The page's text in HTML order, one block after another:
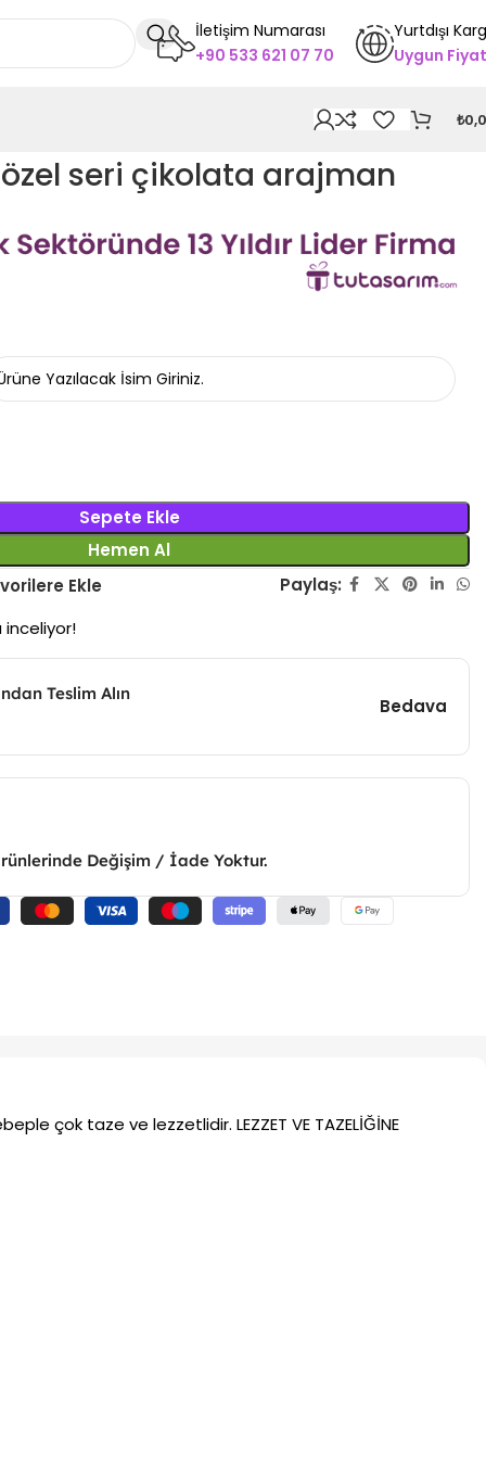
İletişim Numarası
+90 533 621 07 70
Yurtdışı
Uygun Fiyat
₺
özel seri çikolata arajman
Sepete Ekle
Hemen Al
Ekle
Paylaş:
inceliyor!
Teslim Alın
Bedava
Değişim / İade Yoktur.
çok taze ve lezzetlidir. LEZZET VE TAZELİĞİNE